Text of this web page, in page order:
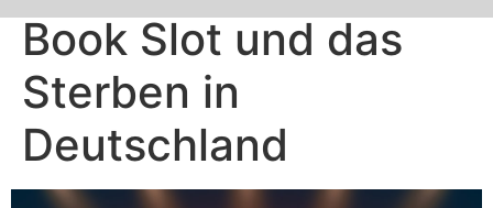
Book Slot und das
Sterben in
Deutschland